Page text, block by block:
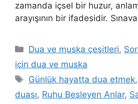
zamanda içsel bir huzur,
arayışının bir ifadesidir.
Dua ve muska çeşitleri,
için dua ve muska
Günlük hayatta dua etmek,
duası, Ruhu Besleyen Anlar,